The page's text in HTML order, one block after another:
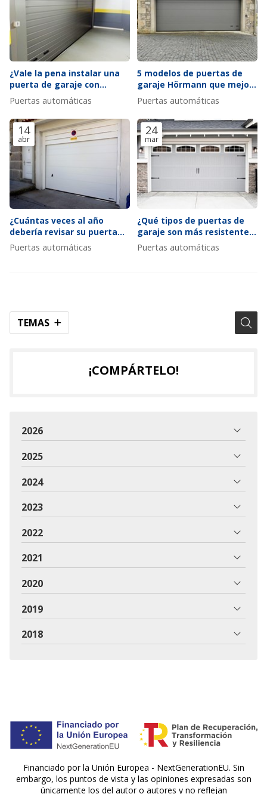
TEMAS
¿Vale la pena instalar una
puerta de garaje con
ventana?
Puertas automáticas
5 modelos de puertas de
garaje Hörmann que mejor
se adaptan a fachadas
modernas
Puertas automáticas
14
abr
¿Cuántas veces al año
debería revisar su puerta
automática según el uso?
Puertas automáticas
24
mar
¿Qué tipos de puertas de
garaje son más resistentes
al viento y por qué?
Puertas automáticas
¡COMPÁRTELO!
2026
2025
2024
2023
2022
2021
2020
2019
2018
Financiado por la Unión Europea - NextGenerationEU. Sin
embargo, los puntos de vista y las opiniones expresadas son
únicamente los del autor o autores y no reflejan